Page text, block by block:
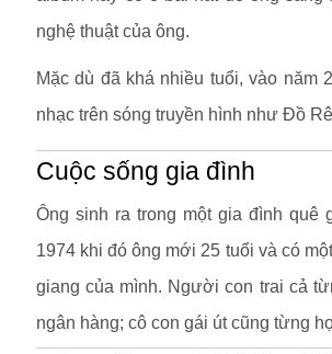
nghệ thuật của ông.
Mặc dù đã khá nhiều tuổi, vào năm
nhạc trên sóng truyền hình như Đồ
Cuộc sống gia đình
Ông sinh ra trong một gia đình
1974 khi đó ông mới 25 tuổi và có
giang của mình. Người con trai cả
ngân hàng; cô con gái út cũng từng